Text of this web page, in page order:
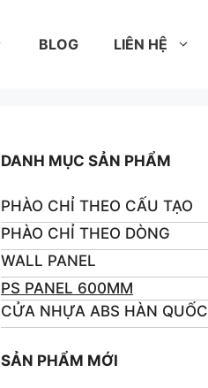
BLOG LIÊN HỆ
DANH MỤC SẢN PHẨM
PHÀO CHỈ THEO CẤU TẠO
PHÀO CHỈ THEO DÒNG
WALL PANEL
PS PANEL 600MM
CỬA NHỰA ABS HÀN QUỐC
SẢN PHẨM MỚI